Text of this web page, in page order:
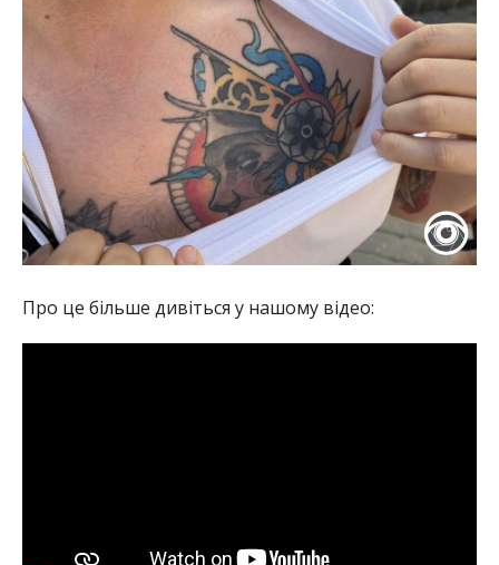
Про це більше дивіться у нашому відео: